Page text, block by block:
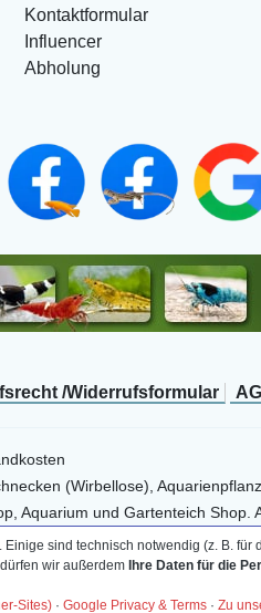
Kontaktformular
Influencer
Abholung
/Widerrufs­formular
(Wirbellose),
Aquarium und Gartenteich Shop.
sind technisch notwendig (z. B. für
wir außerdem Ihre Daten für die
Sites) · Google Privacy & Terms · Zu